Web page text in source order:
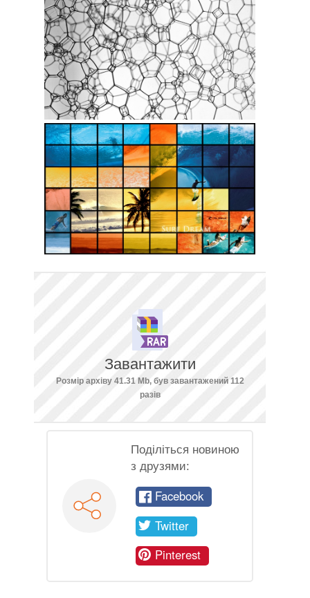
Завантажити
Розмір архіву 41.31 Mb, був завантажений 112
разів
Поділіться новиною
з друзями:
Facebook
Twitter
Pinterest